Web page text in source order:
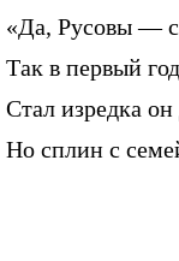
«Да, Русовы —
Так в первый
Стал изредка
Но сплин с